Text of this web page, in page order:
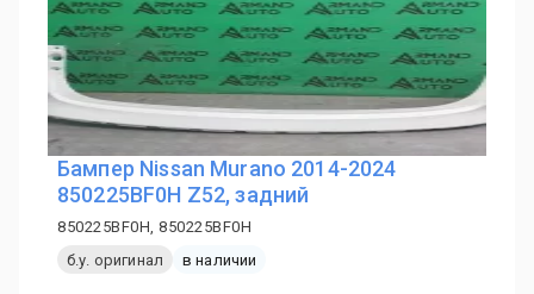
Бампер Nissan Murano 2014-2024
850225BF0H Z52, задний
850225BF0H, 850225BF0H
б.у. оригинал
в наличии